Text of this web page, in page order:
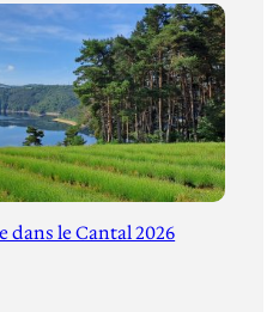
dans le Cantal 2026